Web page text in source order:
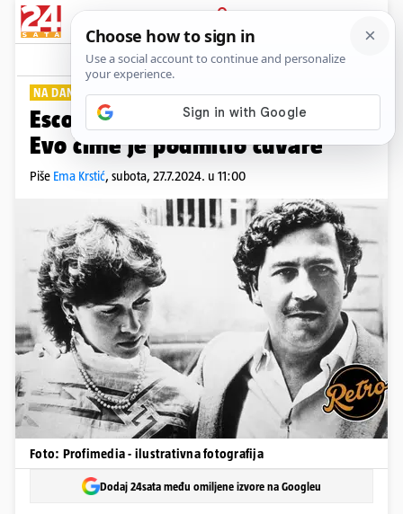
PRIJAVA
Lifestyle Komentari
NA DANAŠNJI DAN PLUS+
Escobar je pobjegao iz zatvora:
Evo čime je podmitio čuvare
Piše Ema Krstić, subota, 27.7.2024. u 11:00
Foto: Profimedia - ilustrativna fotografija
Dodaj 24sata među omiljene izvore na Googleu